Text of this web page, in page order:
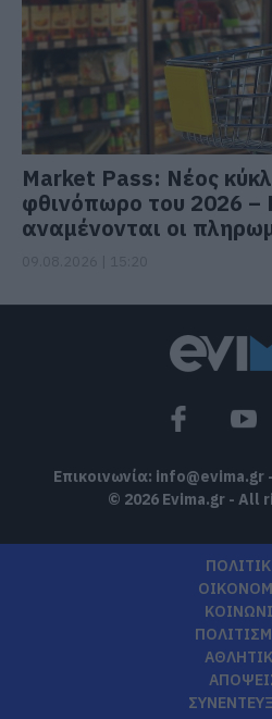
Market Pass: Νέος
φθινόπωρο του 2026 –
αναμένονται οι
Επικοινωνία: info@evima.gr -
© 2026 Evima.gr - All